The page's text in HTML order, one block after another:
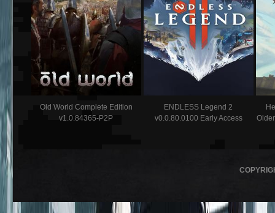
Old World Complete Edition
v1.0.84365-P2P
ENDLESS Legend 2
v0.0.80.0100 Early Access